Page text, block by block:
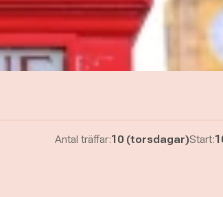
Antal träffar:10 (torsdagar)Start: